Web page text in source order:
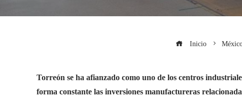
Inicio
Torreón se ha afianzado como uno de los centros
forma constante las inversiones manufactureras